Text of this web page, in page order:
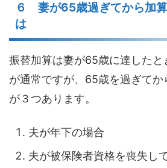
６ 妻が65歳過ぎてから加
は
振替加算は妻が65歳に達した
が通常ですが、65歳を過ぎてか
が３つあります。
夫が年下の場合
夫が被保険者資格を喪失し